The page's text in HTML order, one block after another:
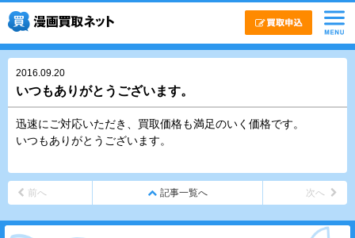
2016.09.20
いつもありがとうございます。
迅速にご対応いただき、買取価格も満足のいく価格です。
いつもありがとうございます。
前へ 記事一覧へ 次へ